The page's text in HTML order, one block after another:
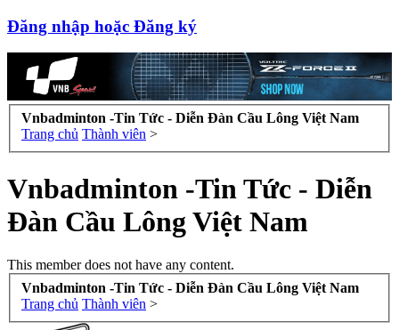
Đăng nhập hoặc Đăng ký
Vnbadminton -Tin Tức - Diễn Đàn Cầu Lông Việt Nam
Trang chủ Thành viên >
Vnbadminton -Tin Tức - Diễn
Đàn Cầu Lông Việt Nam
This member does not have any content.
Vnbadminton -Tin Tức - Diễn Đàn Cầu Lông Việt Nam
Trang chủ Thành viên >